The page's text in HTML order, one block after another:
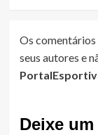
Os comentários
seus autores e
Deixe